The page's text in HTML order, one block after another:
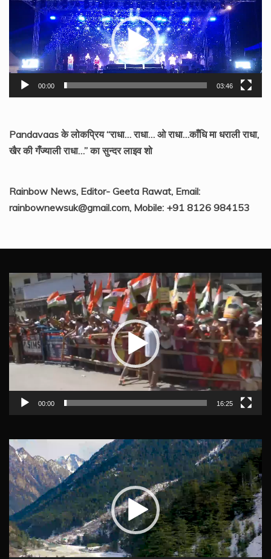
Player
00:00 03:46
Pandavaas के लोकप्रिय “राधा… राधा… ओ राधा…काँधि मा धराली राधा,
खैर की गँज्याली राधा…” का सुन्दर लाइव शो
Rainbow News, Editor- Geeta Rawat, Email:
rainbownewsuk@gmail.com, Mobile: +91 8126 984153
Video
Player
00:00 16:25
Video
Player